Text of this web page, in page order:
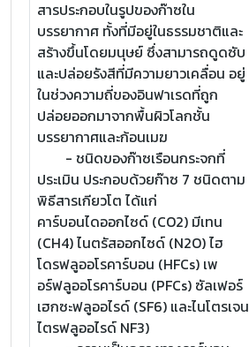
สารประกอบในรูปของก๊าซใน
บรรยากาศ ทั้งที่มีอยู่ในธรรมชาติและ
สร้างขึ้นโดยมนุษย์ ซึ่งสามารถดูดซับ
และปล่อยรังสีที่มีความยาวเคลื่อน อยู่
ในช่วงความถี่ของอินฟาเรดที่ถูก
ปล่อยออกมาจากพื้นผิวโลกชั้น
บรรยากาศและก้อนเมฆ
- ชนิดของก๊าซเรือนกระจกที่
ประเมิน ประกอบด้วยก๊าซ 7 ชนิดตาม
พิธีสารเกียวโต ได้แก่
คาร์บอนไดออกไซด์ (CO2) มีเทน
(CH4) ไนตรัสออกไซด์ (N2O) ไฮ
โดรฟลูออโรคาร์บอน (HFCs) เพ
อร์ฟลูออโรคาร์บอน (PFCs) ซัลเฟอร์
เฮกซะฟลูออไรด์ (SF6) และไนโตรเจน
ไตรฟลูออไรด์ NF3)